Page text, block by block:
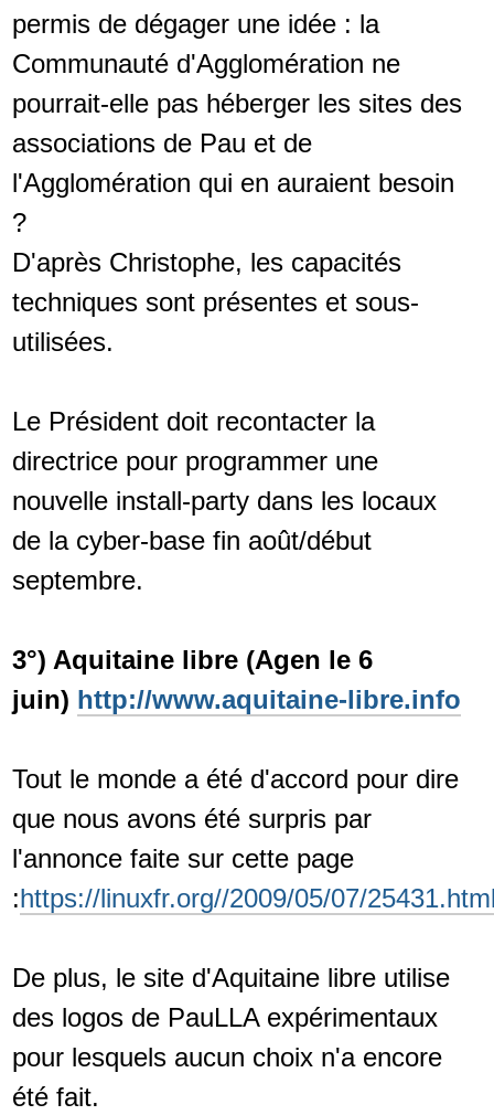
permis de dégager une idée : la
Communauté d'Agglomération ne
pourrait-elle pas héberger les sites des
associations de Pau et de
l'Agglomération qui en auraient besoin
?
D'après Christophe, les capacités
techniques sont présentes et sous-
utilisées.
Le Président doit recontacter la
directrice pour programmer une
nouvelle install-party dans les locaux
de la cyber-base fin août/début
septembre.
3°) Aquitaine libre (Agen le 6
juin) http://www.aquitaine-libre.info
Tout le monde a été d'accord pour dire
que nous avons été surpris par
l'annonce faite sur cette page
:https://linuxfr.org//2009/05/07/
De plus, le site d'Aquitaine libre utilise
des logos de PauLLA expérimentaux
pour lesquels aucun choix n'a encore
été fait.